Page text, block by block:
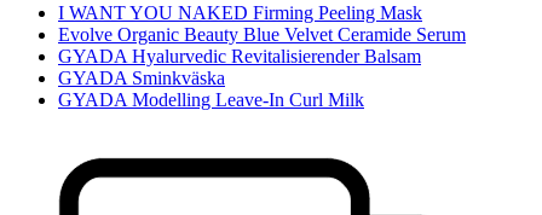
I WANT YOU NAKED Firming Peeling Mask
Evolve Organic Beauty Blue Velvet Ceramide Serum
GYADA Hyalurvedic Revitalisierender Balsam
GYADA Sminkväska
GYADA Modelling Leave-In Curl Milk